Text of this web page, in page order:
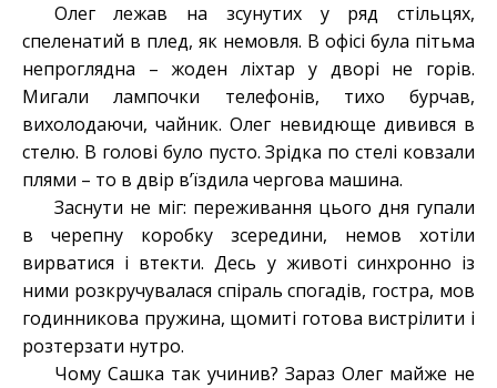
Олег лежав на зсунутих у ряд стільцях,
спеленатий в плед, як немовля. В офісі була пітьма
непроглядна – жоден ліхтар у дворі не горів.
Мигали лампочки телефонів, тихо бурчав,
вихолодаючи, чайник. Олег невидюще дивився в
стелю. В голові було пусто. Зрідка по стелі ковзали
плями – то в двір в’їздила чергова машина.
Заснути не міг: переживання цього дня гупали
в черепну коробку зсередини, немов хотіли
вирватися і втекти. Десь у животі синхронно із
ними розкручувалася спіраль спогадів, гостра, мов
годинникова пружина, щомиті готова вистрілити і
розтерзати нутро.
Чому Сашка так учинив? Зараз Олег майже не